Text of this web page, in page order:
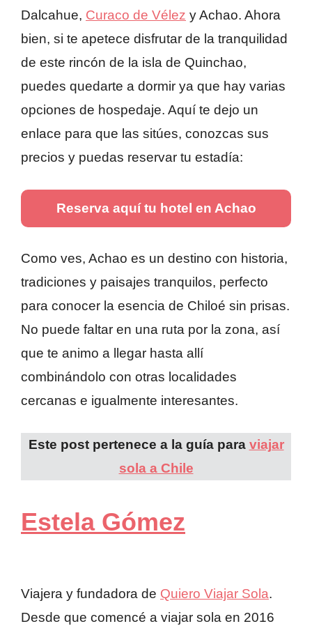
Dalcahue, Curaco de Vélez y Achao. Ahora
bien, si te apetece disfrutar de la tranquilidad
de este rincón de la isla de Quinchao,
puedes quedarte a dormir ya que hay varias
opciones de hospedaje. Aquí te dejo un
enlace para que las sitúes, conozcas sus
precios y puedas reservar tu estadía:
Reserva aquí tu hotel en Achao
Como ves, Achao es un destino con historia,
tradiciones y paisajes tranquilos, perfecto
para conocer la esencia de Chiloé sin prisas.
No puede faltar en una ruta por la zona, así
que te animo a llegar hasta allí
combinándolo con otras localidades
cercanas e igualmente interesantes.
Este post pertenece a la guía para viajar
sola a Chile
Estela Gómez
Viajera y fundadora de Quiero Viajar Sola.
Desde que comencé a viajar sola en 2016